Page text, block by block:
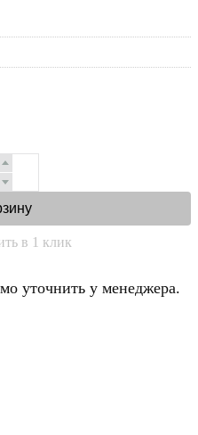
в 1 клик
уточнить у менеджера.